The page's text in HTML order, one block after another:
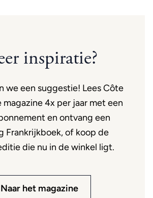
inspiratie?
we een suggestie! Lees Côte
magazine 4x per jaar met een
en ontvang een
Frankrijkboek, of koop de
die nu in de winkel ligt.
Naar het magazine